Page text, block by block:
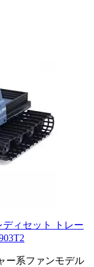
ディセット トレー
ー系ファンモデル